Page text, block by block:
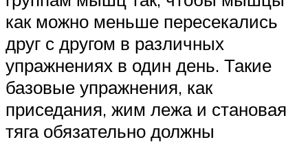
как можно меньше пересекались
друг с другом в различных
упражнениях в один день. Такие
базовые упражнения, как
приседания, жим лежа и становая
тяга обязательно должны